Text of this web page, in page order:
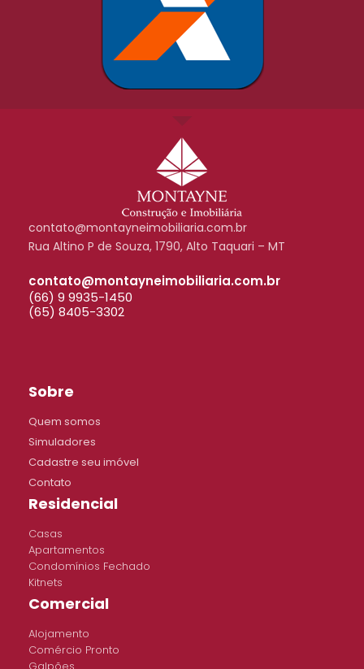
contato@montayneimobiliaria.com.br
Rua Altino P de Souza, 1790, Alto Taquari – MT
contato@montayneimobiliaria.com.br
(66) 9 9935-1450
(65) 8405-3302
Sobre
Quem somos
Simuladores
Cadastre seu imóvel
Contato
Residencial
Casas
Apartamentos
Condomínios Fechado
Kitnets
Comercial
Alojamento
Comércio Pronto